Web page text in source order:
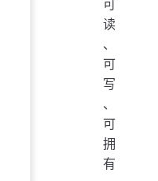
可
读
、
可
写
、
可
拥
有